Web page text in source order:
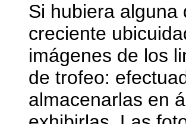
Si hubiera
creciente
imágenes de los
de trofeo:
almacenarlas en